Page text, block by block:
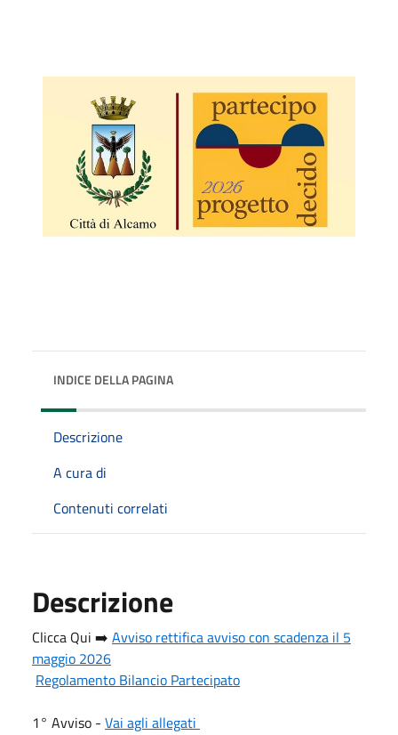
INDICE DELLA PAGINA
Descrizione
A cura di
Contenuti correlati
Descrizione
Clicca Qui ➡️ Avviso rettifica avviso con scadenza il 5
maggio 2026
Regolamento Bilancio Partecipato
1° Avviso - Vai agli allegati